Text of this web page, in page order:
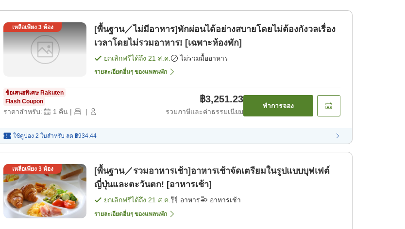
เหลือเพียง 3ห้อง
[พื้นฐาน／ไม่มีอาหาร]พักผ่อนได้อย่างสบายโดยไม่ต้องกังวลเรื่อง
เวลาโดยไม่รวมอาหาร! [เฉพาะห้องพัก]
ยกเลิกฟรีได้ถึง 21 ส.ค. ไม่รวมมื้ออาหาร
รายละเอียดอื่นๆ ของแพลนพัก
ข้อเสนอพิเศษ Rakuten
Flash Coupon
ราคาสำหรับ: 1 คืน | |
฿3,251.23
รวมภาษีและค่าธรรมเนียม
ทำการจอง
ใช้คูปอง 2 ใบสำหรับ ลด ฿934.44
เหลือเพียง 3ห้อง
[พื้นฐาน／รวมอาหารเช้า]อาหารเช้าจัดเตรียมในรูปแบบบุฟเฟต์
ญี่ปุ่นและตะวันตก! [อาหารเช้า]
ยกเลิกฟรีได้ถึง 21 ส.ค. อาหาร อาหารเช้า
รายละเอียดอื่นๆ ของแพลนพัก